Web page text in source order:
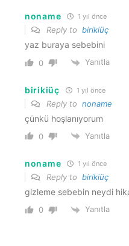
noname 1 yıl önce
Reply to birikiüç
yaz buraya sebebini
0 Yanıtla
birikiüç 1 yıl önce
Reply to noname
çünkü hoşlanıyorum
0 Yanıtla
noname 1 yıl önce
Reply to birikiüç
gizleme sebebin neydi
0 Yanıtla